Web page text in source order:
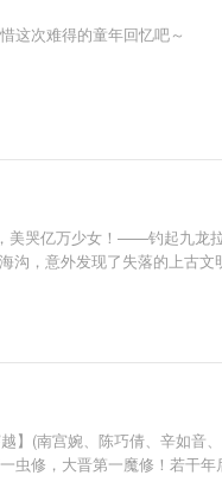
这次难得的童年回忆吧～
美哭亿万少女！——钓起九龙
沟，意外发现了失落的上
】(南宫婉、陈巧倩、辛如
修，大晋第一魔修！若干年